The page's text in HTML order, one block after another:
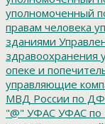
уполномоченный
правам человека
зданиями
здравоохранения
опеке и
управляющие
МВД России по
"@" УФАС УФАС по